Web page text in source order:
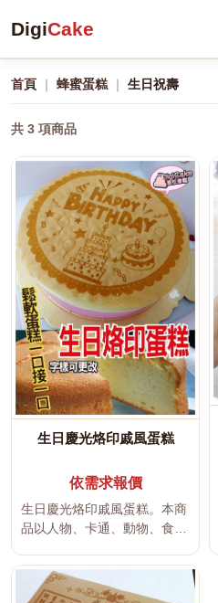
DigiCake
首頁 ｜ 蜂蜜蛋糕 ｜ 生日祝壽
共 3 項商品
生日慶光烙印戚風蛋糕
依需求報價
生日慶光烙印戚風蛋糕。本商
品以人物、卡通、動物、食
造平面或...